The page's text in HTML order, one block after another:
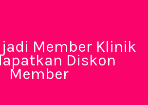
Member Klinik
Diskon
Member